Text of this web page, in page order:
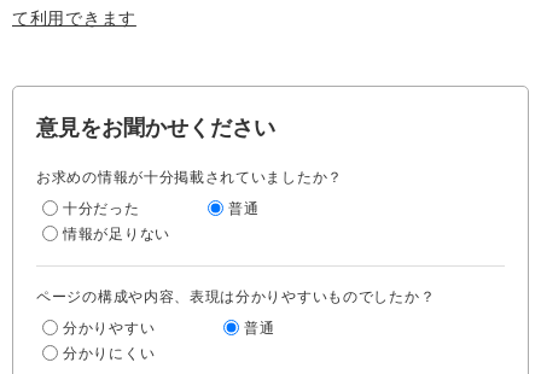
て利用できます
意見をお聞かせください
お求めの情報が十分掲載されていましたか？
十分だった
普通
情報が足りない
ページの構成や内容、表現は分かりやすいものでしたか？
分かりやすい
普通
分かりにくい